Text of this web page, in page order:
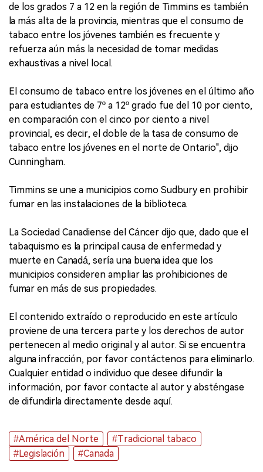
de los grados 7 a 12 en la región de Timmins es también
la más alta de la provincia, mientras que el consumo de
tabaco entre los jóvenes también es frecuente y
refuerza aún más la necesidad de tomar medidas
exhaustivas a nivel local.
El consumo de tabaco entre los jóvenes en el último año
para estudiantes de 7º a 12º grado fue del 10 por ciento,
en comparación con el cinco por ciento a nivel
provincial, es decir, el doble de la tasa de consumo de
tabaco entre los jóvenes en el norte de Ontario", dijo
Cunningham.
Timmins se une a municipios como Sudbury en prohibir
fumar en las instalaciones de la biblioteca.
La Sociedad Canadiense del Cáncer dijo que, dado que el
tabaquismo es la principal causa de enfermedad y
muerte en Canadá, sería una buena idea que los
municipios consideren ampliar las prohibiciones de
fumar en más de sus propiedades.
El contenido extraído o reproducido en este artículo
proviene de una tercera parte y los derechos de autor
pertenecen al medio original y al autor. Si se encuentra
alguna infracción, por favor contáctenos para eliminarlo.
Cualquier entidad o individuo que desee difundir la
información, por favor contacte al autor y absténgase
de difundirla directamente desde aquí.
#América del Norte
#Tradicional tabaco
#Legislación
#Canada